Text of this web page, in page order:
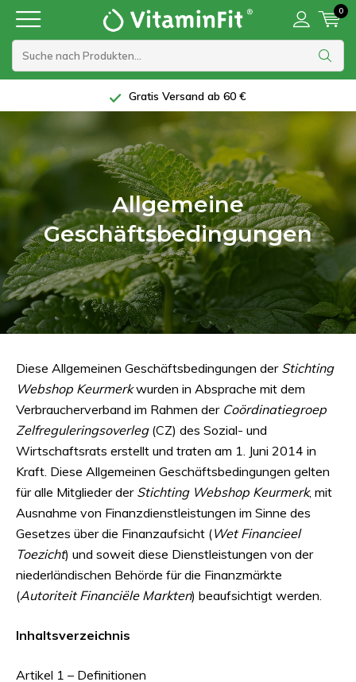
0
Gratis Versand ab 60 €
Allgemeine
Geschäftsbedingungen
Diese Allgemeinen Geschäftsbedingungen der Stichting
Webshop Keurmerkwurden in Absprache mit dem
Verbraucherverband im Rahmen der Coördinatiegroep
Zelfreguleringsoverleg(CZ) des Sozial- und
Wirtschaftsrats erstellt und traten am 1. Juni 2014 in
Kraft. Diese Allgemeinen Geschäftsbedingungen gelten
für alle Mitglieder der Stichting Webshop Keurmerk, mit
Ausnahme von Finanzdienstleistungen im Sinne des
Gesetzes über die Finanzaufsicht (Wet Financieel
Toezicht) und soweit diese Dienstleistungen von der
niederländischen Behörde für die Finanzmärkte
(Autoriteit Financiële Markten) beaufsichtigt werden.
Inhaltsverzeichnis
Artikel 1 – Definitionen